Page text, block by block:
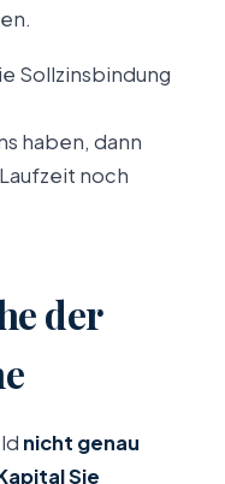
Sollzinsbindung
haben, dann
noch
der
nicht genau
Sie